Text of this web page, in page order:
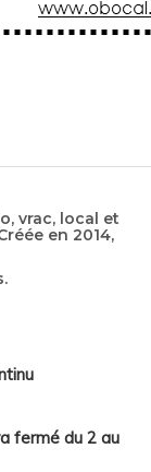
vrac, local et
en 2014,
fermé du 2 au